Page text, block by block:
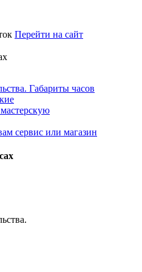
Перейти на сайт
Габариты часов
сервис или магазин